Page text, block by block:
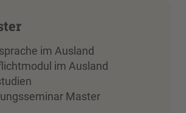
im Ausland
im Ausland
Master